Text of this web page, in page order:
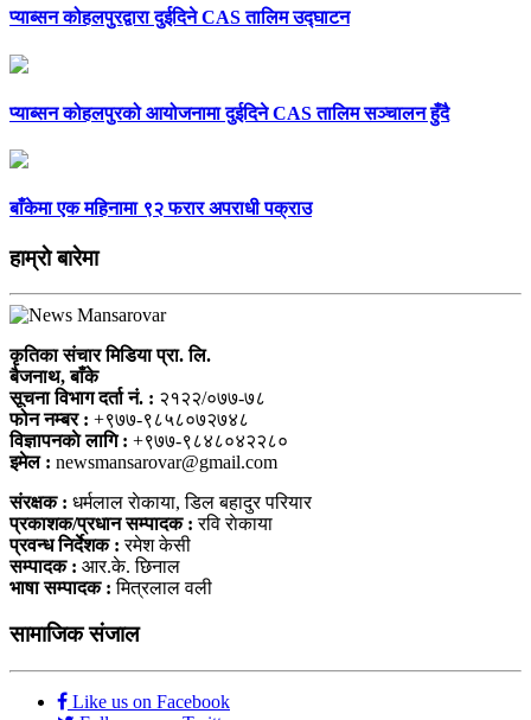
प्याब्सन कोहलपुरद्वारा दुईदिने CAS तालिम उद्घाटन
प्याब्सन कोहलपुरको आयोजनामा दुईदिने CAS तालिम सञ्चालन हुँदै
बाँकेमा एक महिनामा ९२ फरार अपराधी पक्राउ
हाम्राे बारेमा
कृतिका संचार मिडिया प्रा. लि.
बैजनाथ, बाँके
सूचना विभाग दर्ता नं. : २१२२/०७७-७८
फोन नम्बर : +९७७-९८५८०७२७४८
विज्ञापनकाे लागि : +९७७-९८४८०४२२८०
इमेल : newsmansarovar@gmail.com
संरक्षक : धर्मलाल राेकाया, डिल बहादुर परियार
प्रकाशक/प्रधान सम्पादक : रवि राेकाया
प्रवन्ध निर्देशक : रमेश केसी
सम्पादक : आर.के. छिनाल
भाषा सम्पादक : मित्रलाल वली
सामाजिक संजाल
Like us on Facebook